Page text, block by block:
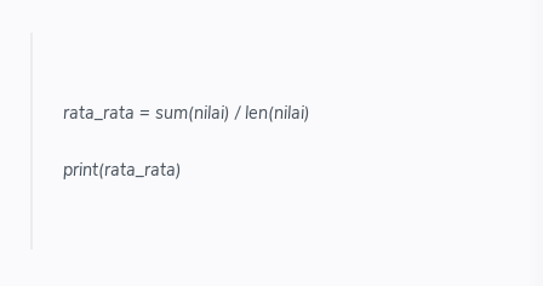
rata_rata = sum(nilai) / len(nilai)
print(rata_rata)